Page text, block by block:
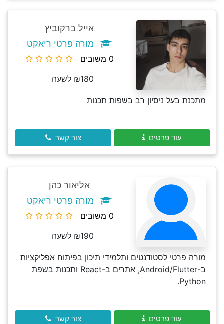
אייל ברקוביץ
מורה פרטי ריאקט
0 משובים
₪180 לשעה
מתכנת בעל ניסיון רב בשפות תכנות
עוד פרטים צור קשר
אליאור כהן
מורה פרטי ריאקט
0 משובים
₪190 לשעה
מורה פרטי לסטודנטים ותלמידי תיכון בפיתוח אפליקציות
ב-Android/Flutter, אתרים ב-React ותכנות בשפת
Python.
עוד פרטים צור קשר